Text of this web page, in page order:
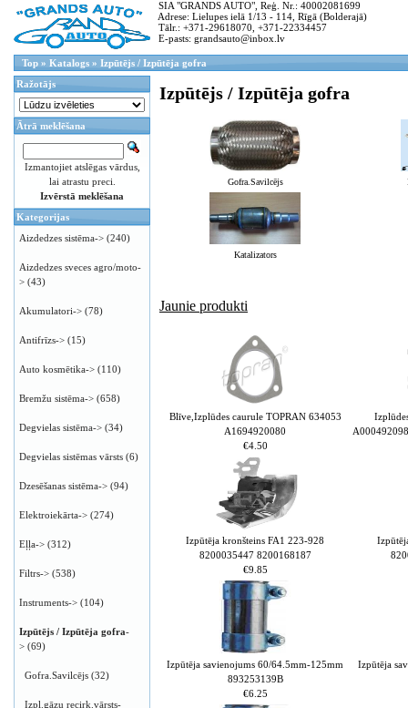
SIA "GRANDS AUTO", Reģ. Nr.: 40002081699
Adrese: Lielupes ielā 1/13 - 114, Rīgā (Bolderajā)
Tālr.: +371-29618070, +371-22334457
E-pasts: grandsauto@inbox.lv
Top » Katalogs » Izpūtējs / Izpūtēja gofra
Izpūtējs / Izpūtēja gofra
Gofra.Savilcējs
Katalizators
Jaunie produkti
Blīve,Izplūdes caurule TOPRAN 634053
A1694920080
€4.50
Izpūtēja kronšteins FA1 223-928
8200035447 8200168187
€9.85
Izpūtēja savienojums 60/64.5mm-125mm
893253139B
€6.25
Izpūtēja
Ražotājs
Ātrā meklēšana
Izmantojiet atslēgas vārdus,
lai atrastu preci.
Izvērstā meklēšana
Kategorijas
Aizdedzes sistēma-> (240)
Aizdedzes sveces agro/moto-
> (43)
Akumulatori-> (78)
Antifrīzs-> (15)
Auto kosmētika-> (110)
Bremžu sistēma-> (658)
Degvielas sistēma-> (34)
Degvielas sistēmas vārsts (6)
Dzesēšanas sistēma-> (94)
Elektroiekārta-> (274)
Eļļa-> (312)
Filtrs-> (538)
Instruments-> (104)
Izpūtējs / Izpūtēja gofra-
> (69)
Gofra.Savilcējs (32)
Izpl.gāzu recirk.vārsts-